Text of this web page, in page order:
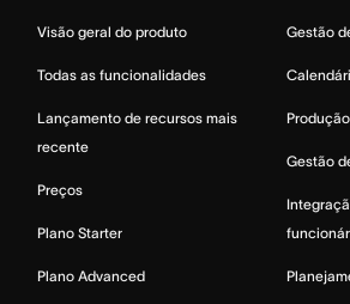
Visão geral do produto
Todas as funcionalidades
Lançamento de recursos mais
recente
Preços
Plano Starter
Plano Advanced
Gestão
Gestão